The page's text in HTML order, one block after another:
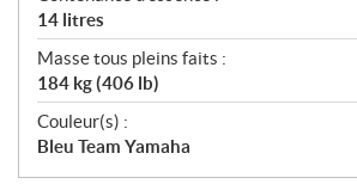
14 litres
Masse tous pleins faits :
184 kg (406 lb)
Couleur(s) :
Bleu Team Yamaha